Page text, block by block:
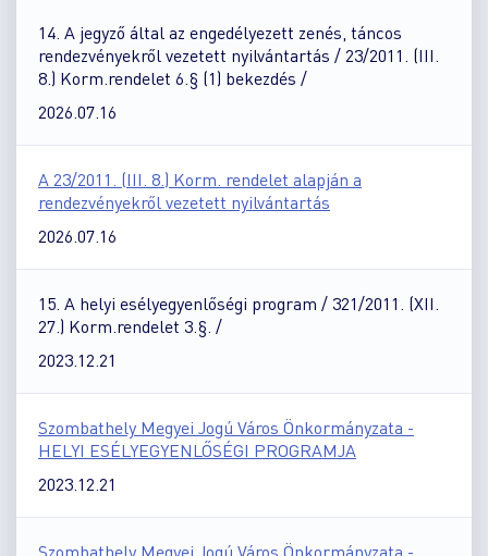
14. A jegyző által az engedélyezett zenés, táncos
rendezvényekről vezetett nyilvántartás / 23/2011. (III.
8.) Korm.rendelet 6.§ (1) bekezdés /
2026.07.16
A 23/2011. (III. 8.) Korm. rendelet alapján a
rendezvényekről vezetett nyilvántartás
2026.07.16
15. A helyi esélyegyenlőségi program / 321/2011. (XII.
27.) Korm.rendelet 3.§. /
2023.12.21
Szombathely Megyei Jogú Város Önkormányzata -
HELYI ESÉLYEGYENLŐSÉGI PROGRAMJA
2023.12.21
Szombathely Megyei Jogú Város Önkormányzata -